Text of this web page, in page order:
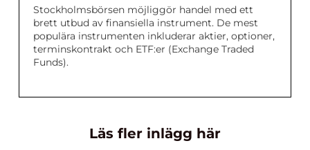
Stockholmsbörsen möjliggör handel med ett
brett utbud av finansiella instrument. De mest
populära instrumenten inkluderar aktier, optioner,
terminskontrakt och ETF:er (Exchange Traded
Funds).
Läs fler inlägg här